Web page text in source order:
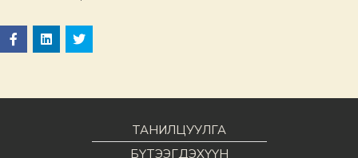
ТАНИЛЦУУЛГА
БҮТЭЭГДЭХҮҮН